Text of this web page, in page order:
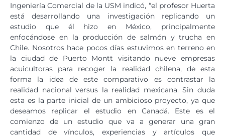
Ingeniería Comercial de la USM indicó, “el profesor Huerta
está desarrollando una investigación replicando un
estudio que él hizo en México, principalmente
enfocándose en la producción de salmón y trucha en
Chile. Nosotros hace pocos días estuvimos en terreno en
la ciudad de Puerto Montt visitando nueve empresas
acuicultoras para recoger la realidad chilena, de esta
forma la idea de este comparativo es contrastar la
realidad nacional versus la realidad mexicana. Sin duda
esta es la parte inicial de un ambicioso proyecto, ya que
deseamos replicar el estudio en Canadá. Este es el
comienzo de un estudio que va a generar una gran
cantidad de vínculos, experiencias y artículos que